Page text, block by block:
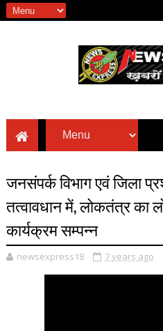
जनसंपर्क विभाग एवं जिला
तत्वावधान में, लोकतंत्र का
कार्यक्रम सम्पन्न
newsexpress18 7 years ago